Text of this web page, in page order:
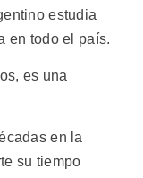
estudia
en todo el país.
es una
en la
su tiempo